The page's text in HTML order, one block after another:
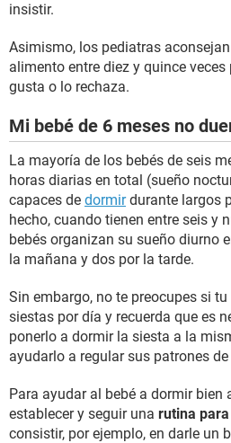
insistir.
Asimismo, los pediatras
alimento entre diez y quince
gusta o lo rechaza.
Mi bebé de 6 meses no
La mayoría de los bebés de seis
horas diarias en total (sueño
capaces de dormirdurante largos
hecho, cuando tienen entre seis y
bebés organizan su sueño diurno
la mañana y dos por la tarde.
Sin embargo, no te preocupes si
siestas por día y recuerda que es
ponerlo a dormir la siesta a la
ayudarlo a regular sus patrones de
Para ayudar al bebé a dormir bien
establecer y seguir una rutina
consistir, por ejemplo, en darle un